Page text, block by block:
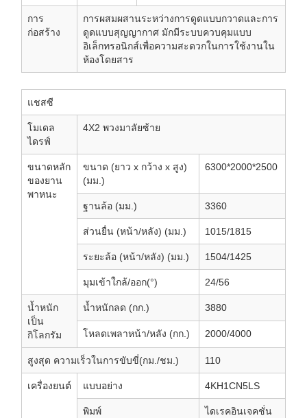
การ
ก่อสร้าง
การผสมผสานระหว่างการดูดแบบกวาดและการ
ดูดแบบสุญญากาศ มักมีระบบควบคุมแบบ
อิเล็กทรอนิกส์เพื่อความสะดวกในการใช้งานใน
ห้องโดยสาร
แชสซี
โมเดล
ไดรฟ์
4X2 พวงมาลัยซ้าย
ขนาดหลัก
ของยาน
พาหนะ
ขนาด (ยาว x กว้าง x สูง)
(มม.)
6300*2000*2500
ฐานล้อ (มม.) 3360
ส่วนยื่น (หน้า/หลัง) (มม.) 1015/1815
ระยะล้อ (หน้า/หลัง) (มม.) 1504/1425
มุมเข้าใกล้/ออก(°) 24/56
น้ำหนัก
เป็น
กิโลกรัม
น้ำหนักลด (กก.) 3880
โหลดเพลาหน้า/หลัง (กก.) 2000/4000
สูงสุด ความเร็วในการขับขี่(กม./ชม.) 110
เครื่องยนต์ แบบอย่าง 4KH1CN5LS
พิมพ์
ไดเรคอินเจคชั่น